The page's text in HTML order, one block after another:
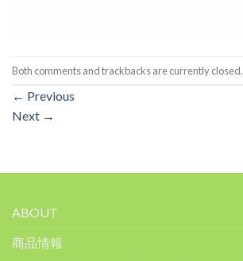
Both comments and trackbacks are currently closed.
← Previous
Next →
ABOUT
商品情報